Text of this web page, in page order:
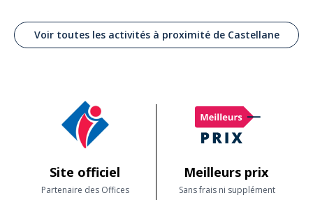
Voir toutes les activités à proximité de Castellane
Site officiel
Partenaire des Offices
Meilleurs prix
Sans frais ni supplément